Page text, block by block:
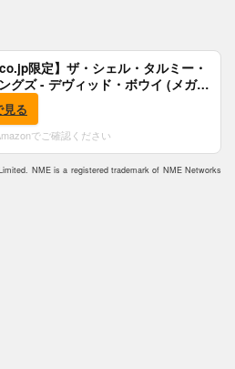
限定】ザ・シェル・タルミー・
グズ - デヴィッド・ボウイ (メガジ
る
でご確認ください
NME is a registered trademark of NME Networks